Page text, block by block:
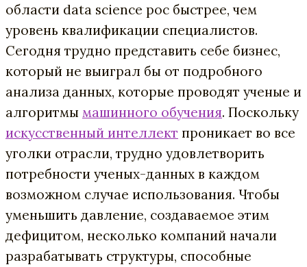
области data science рос быстрее, чем
уровень квалификации специалистов.
Сегодня трудно представить себе бизнес,
который не выиграл бы от подробного
анализа данных, которые проводят ученые и
алгоритмы машинного обучения. Поскольку
искусственный интеллект проникает во все
уголки отрасли, трудно удовлетворить
потребности ученых-данных в каждом
возможном случае использования. Чтобы
уменьшить давление, создаваемое этим
дефицитом, несколько компаний начали
разрабатывать структуры, способные